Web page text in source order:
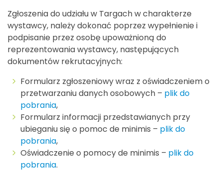
Zgłoszenia do udziału w Targach w charakterze
wystawcy, należy dokonać poprzez wypełnienie i
podpisanie przez osobę upoważnioną do
reprezentowania wystawcy, następujących
dokumentów rekrutacyjnych:
Formularz zgłoszeniowy wraz z oświadczeniem o
przetwarzaniu danych osobowych – plik do
pobrania,
Formularz informacji przedstawianych przy
ubieganiu się o pomoc de minimis – plik do
pobrania,
Oświadczenie o pomocy de minimis – plik do
pobrania.